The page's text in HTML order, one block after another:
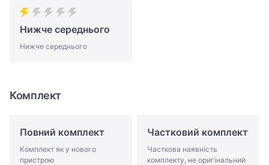
Нижче середнього
Нижче середнього
Комплект
Повний комплект
Комплект як у нового
пристрою
Частковий комплект
Часткова наявність
комплекту, не оригінальний